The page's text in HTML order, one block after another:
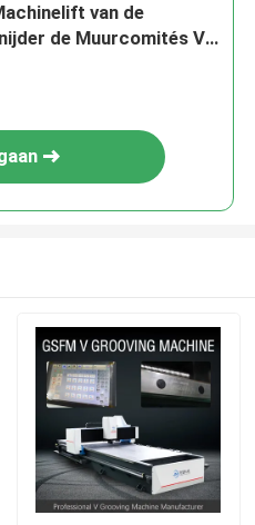
van de
de Muurcomités V